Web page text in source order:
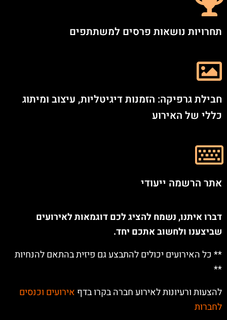
תחרויות נושאות פרסים למשתתפים
חבילת גרפיקה: הזמנות דיגיטליות, עיצוב ומיתוג
כללי של האירוע
אתר הרשמה ייעודי
דברו איתנו, נשמח להציג לכם דוגמאות לאירועים
שביצענו ולחשוב אתכם יחד.
** כל האירועים יכולים להתבצע גם פיזית בהתאם להנחיות
**
להצעות ורעיונות לאירוע חברה בקרו בדף אירועים וכנסים
לחברות